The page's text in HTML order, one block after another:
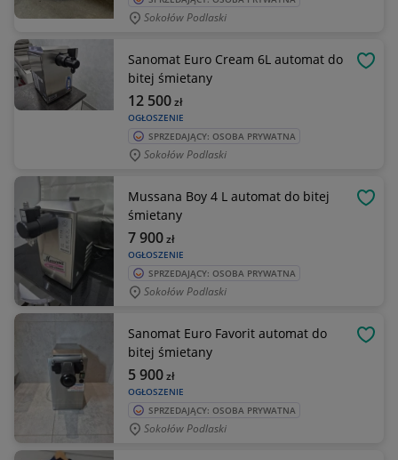
Sokołów Podlaski
Sanomat Euro Cream 6L automat do
bitej śmietany
OGŁOSZENIE
12 500zł
SPRZEDAJĄCY: OSOBA PRYWATNA
Sokołów Podlaski
Mussana Boy 4 L automat do bitej
śmietany
OGŁOSZENIE
7 900zł
SPRZEDAJĄCY: OSOBA PRYWATNA
Sokołów Podlaski
Sanomat Euro Favorit automat do
bitej śmietany
OGŁOSZENIE
5 900zł
SPRZEDAJĄCY: OSOBA PRYWATNA
Sokołów Podlaski